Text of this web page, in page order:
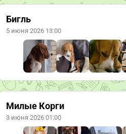
Бигль
5 июня 2026 13:00
Милые Корги
3 июня 2026 01:00